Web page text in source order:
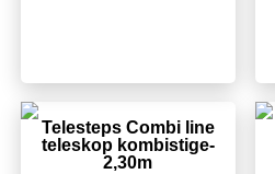
Telesteps Combi line
teleskop kombistige-
2,30m